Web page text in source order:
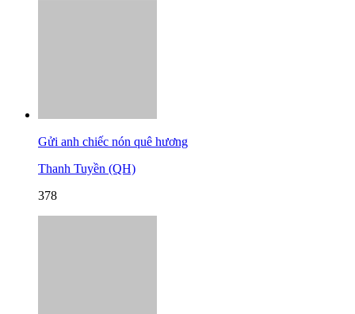
Gửi anh chiếc nón quê hương
Thanh Tuyền (QH)
378